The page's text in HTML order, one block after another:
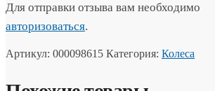
Для отправки отзыва вам необходимо
авторизоваться.
Артикул: 000098615 Категория: Колеса